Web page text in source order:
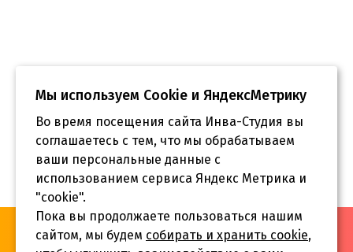
«Инва-Студия. Академия. Центр социальной реабилитации»,
© 2026 г.
Мы используем Сookie и ЯндексМетрику
Во время посещения сайта Инва-Студия вы
соглашаетесь с тем, что мы обрабатываем
ваши персональные данные с
использованием сервиса Яндекс Метрика и
"cookie".
Пока вы продолжаете пользоваться нашим
сайтом, мы будем собирать и хранить cookie,